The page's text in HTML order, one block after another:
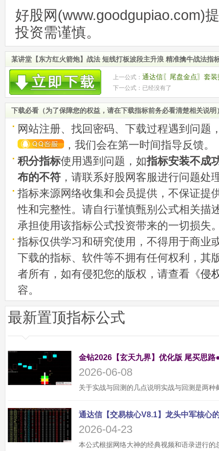
好股网(www.goodgupiao.com)
投资需谨慎。
某讲堂【东方红火箭炮】战法 短线打板波段主升浪 精准擒牛战法指
上一公式： 通达信〖尾盘金点〗套
下一公式：已经没有了
下载必看（为了保障您的权益，请在下载指标前务必看清楚相关说明
网站注册、找回密码、下载过程遇到问题
，我们会在第一时间指导反馈。
积分指标使用遇到问题，如指标安装不成
布的不符 ，请联系好股网客服进行问题处
指标来源网络收集和会员提供，不保证提
性和完整性。请自行谨慎甄别公式相关描
承担使用该指标公式投资带来的一切损失
指标仅供学习和研究使用，不得用于商业
下载的指标、软件等不拥有任何权利，其
者所有，如有侵犯您的版权，请查看《侵
容。
最新置顶指标公式
金钻2026【玄天九界】优化版 尾买思
2026-06-08
2026-04-23